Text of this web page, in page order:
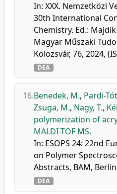
In: XXX. Nemzetközi
30th International
Chemistry. Ed.:
Magyar Műszaki
Kolozsvár, 76, 2024,
DEA
16.Benedek, M., Pardi-
Zsuga, M., Nagy, T.,
polymerization of
MALDI-TOF MS.
In: ESOPS 24: 22nd
on Polymer
Abstracts, BAM,
DEA